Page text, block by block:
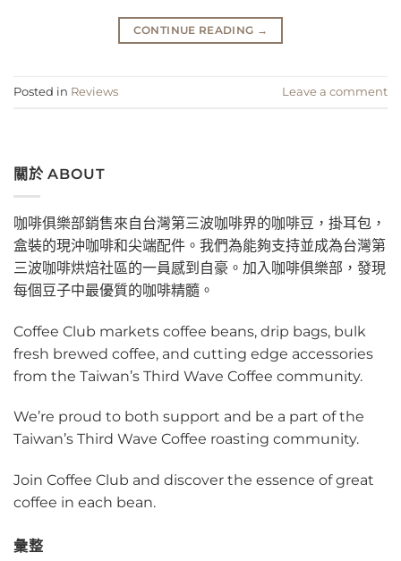
CONTINUE READING →
Posted in Reviews Leave a comment
關於 ABOUT
咖啡俱樂部銷售來自台灣第三波咖啡界的咖啡豆，掛耳包，
盒裝的現沖咖啡和尖端配件。我們為能夠支持並成為台灣第
三波咖啡烘焙社區的一員感到自豪。加入咖啡俱樂部，發現
每個豆子中最優質的咖啡精髓。
Coffee Club markets coffee beans, drip bags, bulk
fresh brewed coffee, and cutting edge accessories
from the Taiwan’s Third Wave Coffee community.
We’re proud to both support and be a part of the
Taiwan’s Third Wave Coffee roasting community.
Join Coffee Club and discover the essence of great
coffee in each bean.
彙整